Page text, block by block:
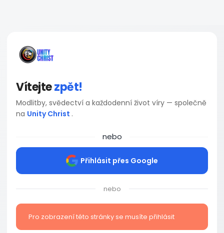
Vítejtezpět!
Modlitby, svědectví a každodenní život víry — společně
na Unity Christ .
nebo
Přihlásit přes Google
nebo
Pro zobrazení této stránky se musíte přihlásit